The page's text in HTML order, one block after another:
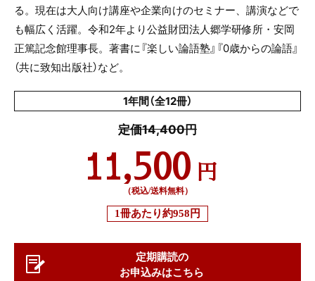
る。現在は大人向け講座や企業向けのセミナー、講演などで
も幅広く活躍。令和2年より公益財団法人郷学研修所・安岡
正篤記念館理事長。著書に『楽しい論語塾』『0歳からの論語』
（共に致知出版社）など。
1年間（全12冊）
定価14,400円
11,500 円
（税込/送料無料）
1冊あたり約958円
定期購読の
お申込みはこちら